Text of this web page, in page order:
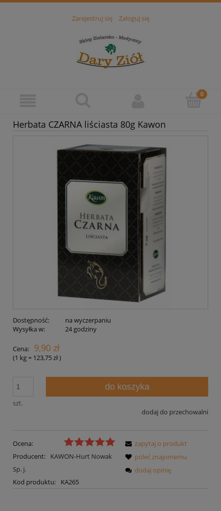
Zarejestruj się Zaloguj się
Herbata CZARNA liściasta 80g Kawon
Dostępność:
na wyczerpaniu
Wysyłka w:
24 godziny
Cena: 9,90 zł
(1 kg= 123,75 zł)
szt.
do koszyka
dodaj do przechowalni
Ocena:
Producent:
KAWON-Hurt Nowak
Sp. j.
Kod produktu:
KA265
zapytaj o produkt
poleć znajomemu
dodaj opinię